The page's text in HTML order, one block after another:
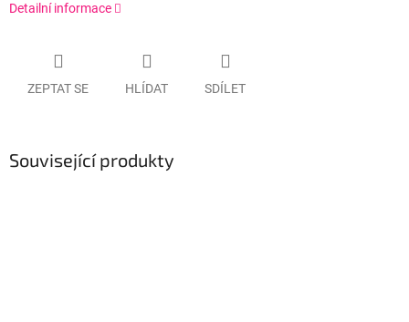
Detailní informace
ZEPTAT SE HLÍDAT SDÍLET
Související produkty